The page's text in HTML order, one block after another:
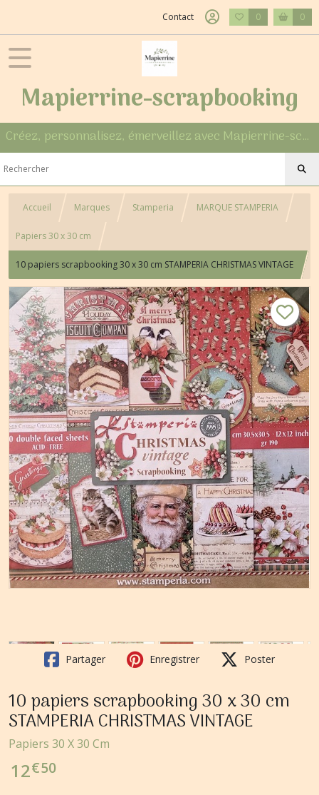
Contact 0 0
Mapierrine-scrapbooking
Créez, personnalisez, émerveillez avec Mapierrine-scrapbooking
Accueil Marques Stamperia MARQUE STAMPERIA
Papiers 30 x 30 cm
10 papiers scrapbooking 30 x 30 cm STAMPERIA CHRISTMAS VINTAGE
Partager Enregistrer Poster
10 papiers scrapbooking 30 x 30 cm
STAMPERIA CHRISTMAS VINTAGE
Papiers 30 X 30 Cm
12€50